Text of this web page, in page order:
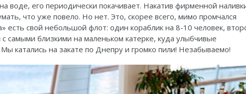
воде, его периодически покачивает. Накатив фирменной
что уже повело. Но нет. Это, скорее всего, мимо промчался
есть свой небольшой флот: один кораблик на 8-10 человек,
самыми близкими на маленьком катерке, куда улыбчивые
катались на закате по Днепру и громко пили! Незабываемо!